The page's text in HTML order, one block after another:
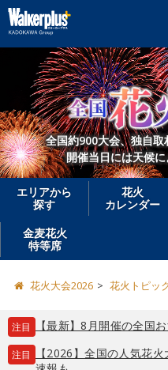
全国約900大会、独自取
開催当日には天候
エリアから
探す
花火
カレンダー
金麦花火
特等席
花火大会2026 花火トピッ
注目 【最新】8月開催の全国
注目
【2026】全国の人気花